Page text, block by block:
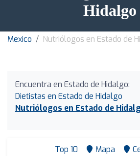
Hidalgo
Mexico Nutriólogos en Estado de
Encuentra en Estado de Hidalgo:
Dietistas en Estado de Hidalgo
Nutriólogos en Estado de
Top 10 Mapa